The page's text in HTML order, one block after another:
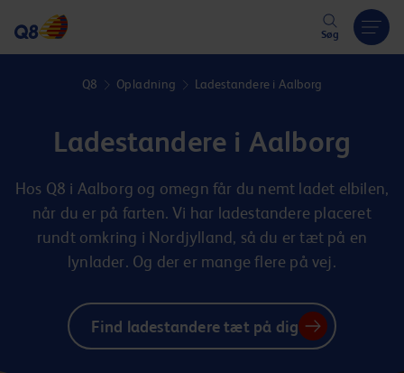
Søg
Q8 Opladning Ladestandere i Aalborg
Ladestandere i Aalborg
Hos Q8 i Aalborg og omegn får du nemt ladet elbilen,
når du er på farten. Vi har ladestandere placeret
rundt omkring i Nordjylland, så du er tæt på en
lynlader. Og der er mange flere på vej.
Find ladestandere tæt på dig